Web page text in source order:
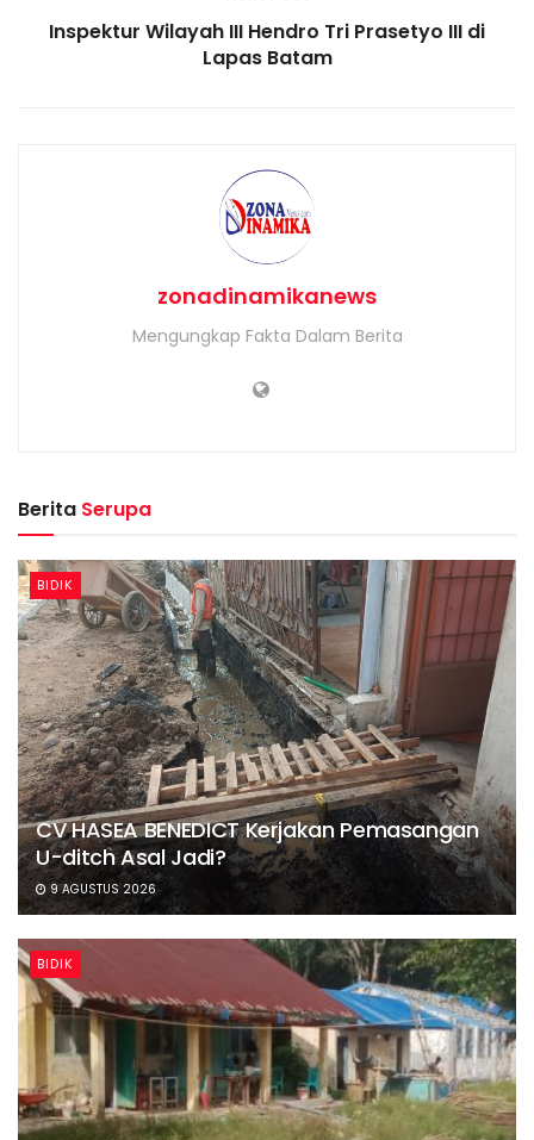
Inspektur Wilayah III Hendro Tri Prasetyo III di
Lapas Batam
zonadinamikanews
Mengungkap Fakta Dalam Berita
Berita Serupa
BIDIK
CV HASEA BENEDICT Kerjakan Pemasangan
U-ditch Asal Jadi?
9 AGUSTUS 2026
BIDIK